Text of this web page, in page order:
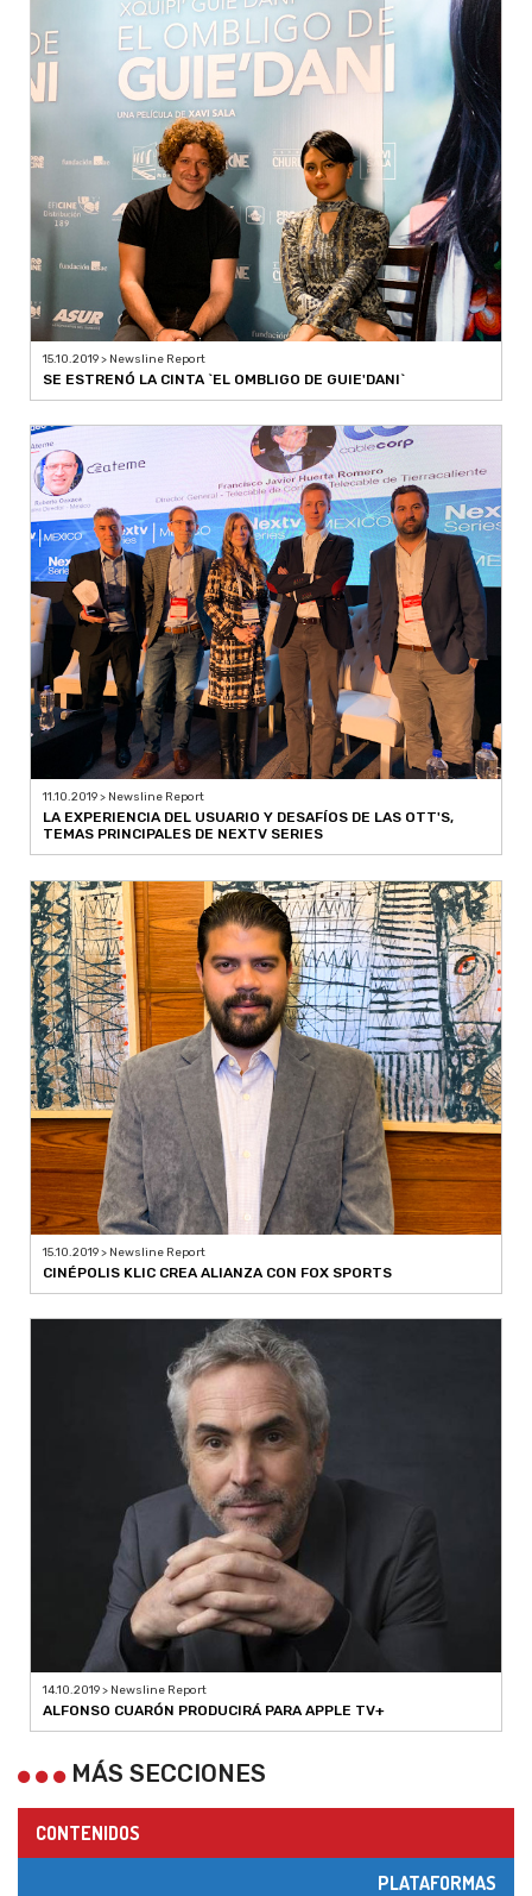
15.10.2019 > Newsline Report
SE ESTRENÓ LA CINTA `EL OMBLIGO DE GUIE'DANI`
11.10.2019 > Newsline Report
LA EXPERIENCIA DEL USUARIO Y DESAFÍOS DE LAS OTT'S,
TEMAS PRINCIPALES DE NEXTV SERIES
15.10.2019 > Newsline Report
CINÉPOLIS KLIC CREA ALIANZA CON FOX SPORTS
14.10.2019 > Newsline Report
ALFONSO CUARÓN PRODUCIRÁ PARA APPLE TV+
MÁS SECCIONES
CONTENIDOS
PLATAFORMAS